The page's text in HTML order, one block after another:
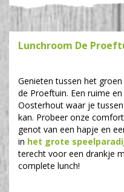
Lunchroom De
Genieten tussen het
de Proeftuin. Een ruime
Oosterhout waar je
kan. Probeer onze
genot van een hapje en
in het grote
terecht voor een drankje
complete lunch!